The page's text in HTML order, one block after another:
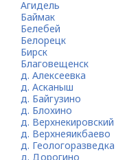
Агидель
Баймак
Белебей
Белорецк
Бирск
Благовещенск
д. Алексеевка
д. Асканыш
д. Байгузино
д. Блохино
д. Верхнекировский
д. Верхнеяикбаево
д. Геологоразведка
д. Дорогино